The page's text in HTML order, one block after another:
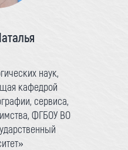
наук,
кафедрой
сервиса,
ФГБОУ ВО